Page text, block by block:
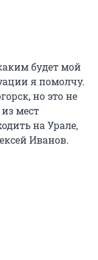
будет мой
я помолчу.
но это не
мест
на Урале,
Иванов.